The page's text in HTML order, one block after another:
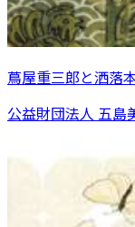
蔦屋重三郎と洒落
公益財団法人 五島